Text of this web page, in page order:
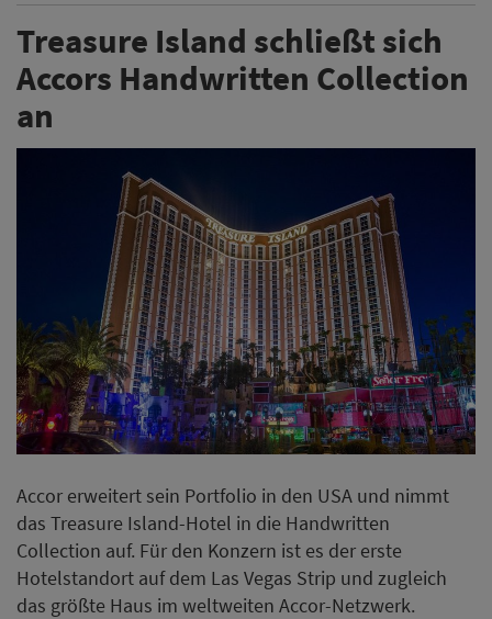
Treasure Island schließt sich
Accors Handwritten Collection
an
Accor erweitert sein Portfolio in den USA und nimmt
das Treasure Island-Hotel in die Handwritten
Collection auf. Für den Konzern ist es der erste
Hotelstandort auf dem Las Vegas Strip und zugleich
das größte Haus im weltweiten Accor-Netzwerk.